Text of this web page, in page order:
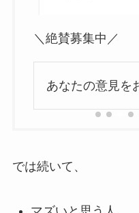
＼絶賛募集中／
あなたの意見を
では続いて、